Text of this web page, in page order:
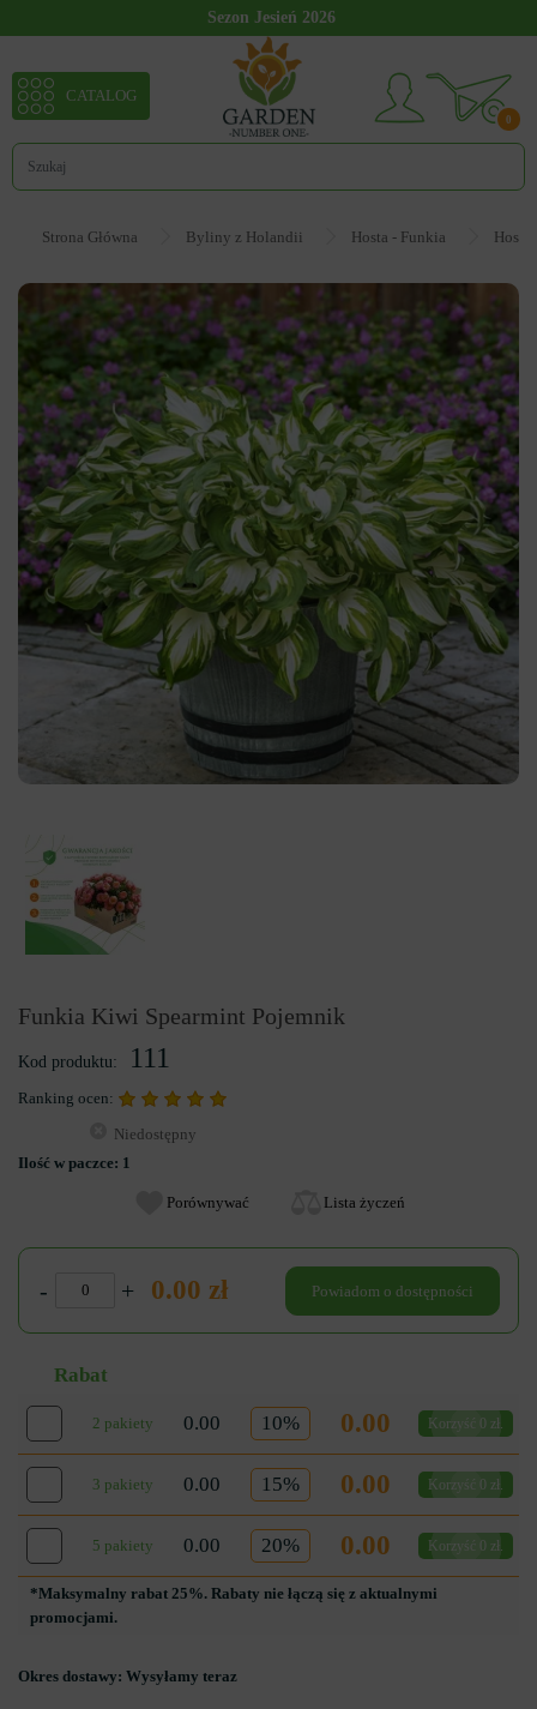
Sezon Jesień 2026
0
CATALOG
Strona Główna Byliny z Holandii Hosta - Funkia
Funkia Kiwi Spearmint Pojemnik
Kod produktu: 111
Ranking ocen:
Niedostępny
Ilość w paczce: 1
Porównywać Lista życzeń
- + 0.00 zł Powiadom o dostępności
Rabat
2 pakiety 0.00 10% 0.00 Korzyść 0 zł.
3 pakiety 0.00 15% 0.00 Korzyść 0 zł.
5 pakiety 0.00 20% 0.00 Korzyść 0 zł.
*Maksymalny rabat 25%. Rabaty nie łączą się z aktualnymi
promocjami.
Okres dostawy: Wysyłamy teraz